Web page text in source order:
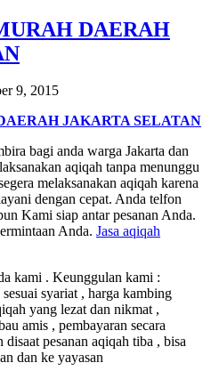
DAERAH
9, 2015
JAKARTA SELATAN
bagi anda warga Jakarta dan
aqiqah tanpa menunggu
melaksanakan aqiqah karena
dengan cepat. Anda telfon
Kami siap antar pesanan Anda.
Anda. Jasa aqiqah
kami . Keunggulan kami :
syariat , harga kambing
yang lezat dan nikmat ,
amis , pembayaran secara
pesanan aqiqah tiba , bisa
dan ke yayasan